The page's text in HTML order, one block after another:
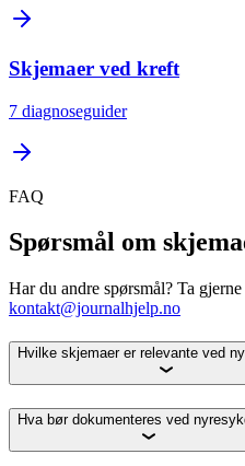
Skjemaer ved kreft
7 diagnoseguider
FAQ
Spørsmål om
Har du andre spørsmål? Ta
kontakt@journalhjelp.no
Hvilke skjemaer er relevante ved
Hva bør dokumenteres ved